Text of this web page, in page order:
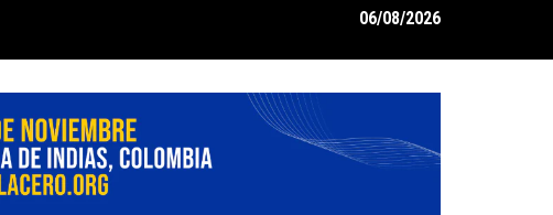
Informe de Perspectivas Económicas 2024 para Colombia
06/08/2026